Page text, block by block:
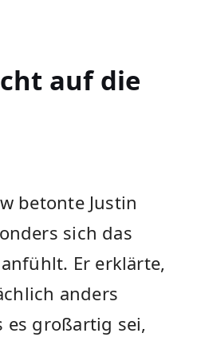
auf die
betonte Justin
sich das
Er erklärte,
anders
es großartig ‍sei,